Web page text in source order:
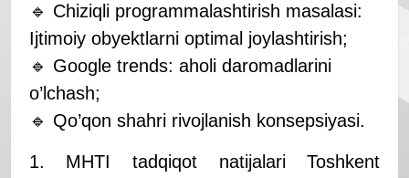
🔹 Chiziqli programmalashtirish masalasi:
Ijtimoiy obyektlarni optimal joylashtirish;
🔹 Google trends: aholi daromadlarini
o’lchash;
🔹 Qo’qon shahri rivojlanish konsepsiyasi.
1. MHTI tadqiqot natijalari Toshkent